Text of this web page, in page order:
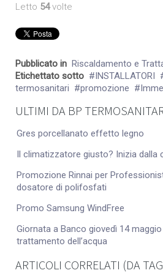
Letto 54volte
Pubblicato in Riscaldamento e
Etichettato sotto
INSTALLATORI
termosanitari
promozione
ULTIMI DA BP
Gres porcellanato effetto legno
Il climatizzatore giusto? Inizia dalla
Promozione Rinnai per
dosatore di polifosfati
Promo Samsung WindFree
Giornata a Banco giovedì 14
trattamento dell’acqua
ARTICOLI CORRELATI (DA